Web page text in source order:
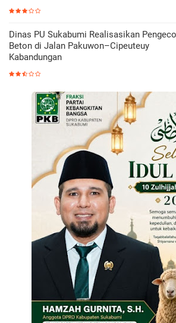
Dinas PU Sukabumi Realisasikan
Beton di Jalan Pakuwon–Cipeuteuy
Kabandungan